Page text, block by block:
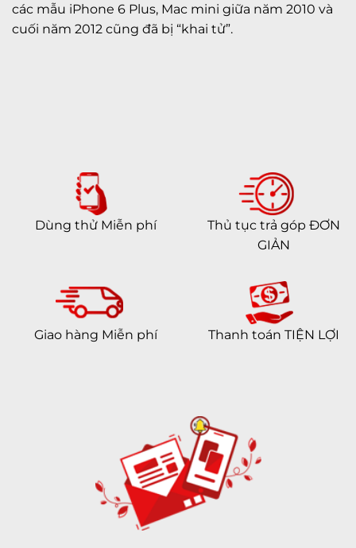
các mẫu iPhone 6 Plus, Mac mini giữa năm 2010 và
cuối năm 2012 cũng đã bị “khai tử”.
Dùng thử Miễn phí
Thủ tục trả góp ĐƠN
GIẢN
Giao hàng Miễn phí Thanh toán TIỆN LỢI